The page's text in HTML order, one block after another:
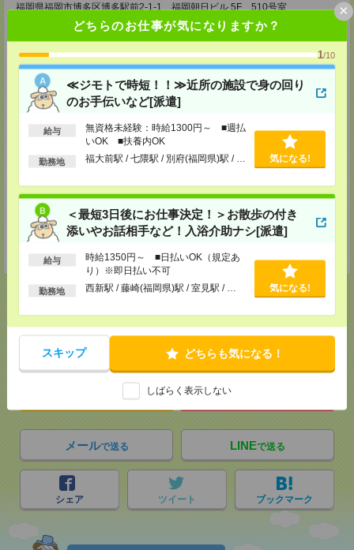
どちらのお仕事が気になりますか？
1/10
≪ジモトで時短！！≫近所の施設で身の回り
のお手伝いなど[派遣]
給与
無資格未経験：時給1300円～ ■週払
いOK ■扶養内OK
勤務地 福大前駅 / 七隈駅 / 別府(福岡県)駅 / … 気になる!
＜最短3日後にお仕事決定！＞お散歩の付き
添いやお話相手など！入浴介助ナシ[派遣]
給与
時給1350円～ ■日払いOK（規定あ
り）※即日払い不可
勤務地 西新駅 / 藤崎(福岡県)駅 / 室見駅 / … 気になる!
スキップ どちらも気になる！
しばらく表示しない
×
福岡県福岡市博多区博多駅前2-1-1 福岡朝日ビル 5F 510号室
TEL：0120-802-274
tenshoku@nikken-ts.jp
担当：採用担当
メディカルケア事業部 小倉オフィス
福岡県北九州市小倉北区米町1-3-1 明治安田生命北九州ビル3F
TEL：0120-802-274
担当：採用担当
メディカルケア事業部 熊本オフィス
熊本県熊本市中央区花畑町1-7 MY熊本ビル2F 2-3号室
MAIL：tenshoku@nikken-ts.jp
担当：採用担当
登録交通費
★今ならご来社登録でQUOカード2000円分をプレゼント中★
応募ページへ
メールで送る LINEで送る
シェア ツイート ブックマーク